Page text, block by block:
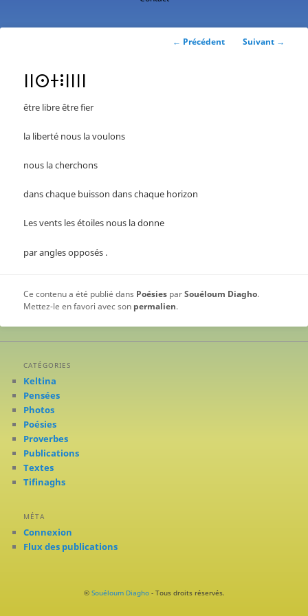
Navigation
← Précédent Suivant →
ⵏⵏⵙⵜⵗⵏⵏⵏⵏ
être libre être fier
la liberté nous la voulons
nous la cherchons
dans chaque buisson dans chaque horizon
Les vents les étoiles nous la donne
par angles opposés .
Ce contenu a été publié dans Poésies parSouéloum Diagho.
Mettez-le en favori avec son permalien.
CATÉGORIES
Keltina
Pensées
Photos
Poésies
Proverbes
Publications
Textes
Tifinaghs
MÉTA
Connexion
Flux des publications
© Souéloum Diagho- Tous droits réservés.